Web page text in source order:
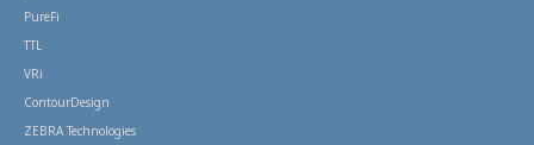
PureFi
TTL
VRi
ContourDesign
ZEBRA Technologies